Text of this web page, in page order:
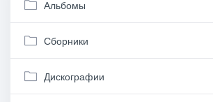
Альбомы
Сборники
Дискографии